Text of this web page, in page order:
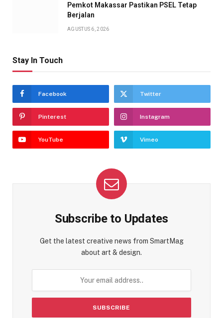
Pemkot Makassar Pastikan PSEL Tetap
Berjalan
AGUSTUS 6, 2026
Stay In Touch
Facebook Twitter
Pinterest Instagram
YouTube Vimeo
Subscribe to Updates
Get the latest creative news from SmartMag
about art & design.